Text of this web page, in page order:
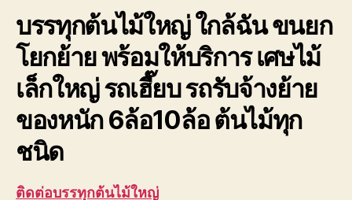
ถูก
บรรทุกต้นไม้ใหญ่ ใกล้ฉัน ขนยก
โยกย้าย พร้อมให้บริการ เศษไม้
เล็กใหญ่ รถเฮี๊ยบ รถรับจ้างย้าย
ของหนัก 6ล้อ10ล้อ ต้นไม้ทุก
ชนิด
ติดต่อบรรทุกต้นไม้ใหญ่